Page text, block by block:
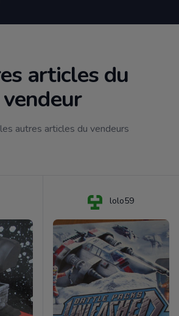
articles du
vendeur
autres articles du vendeurs
lolo59